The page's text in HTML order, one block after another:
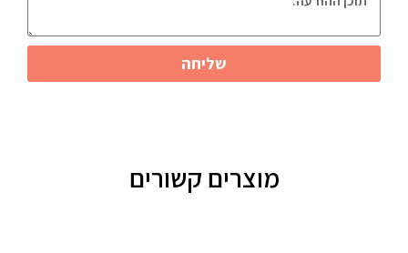
שליחה
מוצרים קשורים